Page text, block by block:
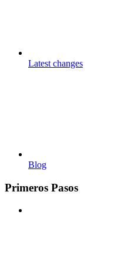
Latest changes
Blog
Primeros Pasos